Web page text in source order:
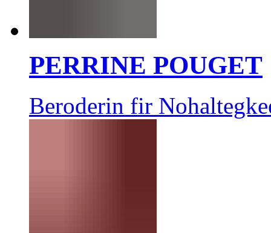
PERRINE POUGET
Beroderin fir